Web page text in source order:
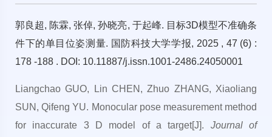
郭良超, 陈霖, 张倬, 孙晓亮, 于起峰. 目标3D模型不准确条
件下的单目位姿测量. 国防科技大学学报, 2025 , 47 (6) :
178 -188 . DOI: 10.11887/j.issn.1001-2486.24050001
Liangchao GUO, Lin CHEN, Zhuo ZHANG, Xiaoliang
SUN, Qifeng YU. Monocular pose measurement method
for inaccurate 3 D model of a target[J]. Journal of